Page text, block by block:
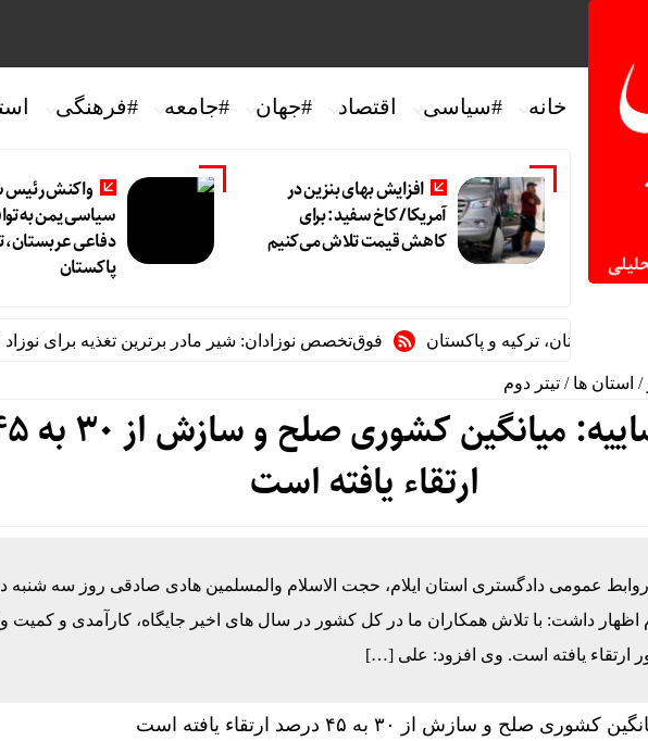
خانه #سیاسی اقتصاد #جهان #جامعه #فرهنگی
افزایش بهای بنزین در
آمریکا/ کاخ سفید: برای
کاهش قیمت تلاش می‌کنیم
واکنش رئیس
سیاسی یمن به
دفاعی عربستان،
پاکستان
ترکیه و پاکستان فوق‌تخصص نوزادان: شیر مادر برترین تغذیه برای نوزاد است/
/ استان ها / تیتر دوم
ارتقاء یافته است
عمومی دادگستری استان ایلام، حجت الاسلام والمسلمین هادی صادقی روز سه
اظهار داشت: با تلاش همکاران ما در کل کشور در سال های اخیر جایگاه، کارآمدی و کمیت و
ارتقاء یافته است. وی افزود: علی […]